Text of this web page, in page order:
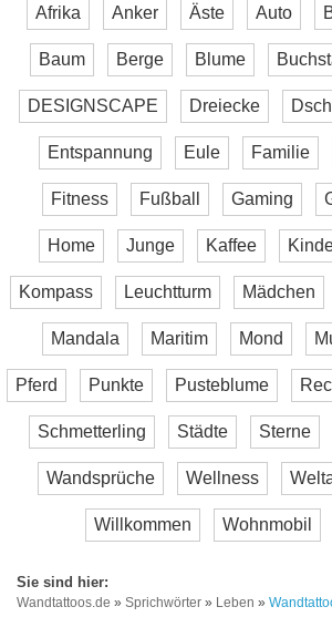
Afrika Anker Äste Auto
Baum Berge Blume
DESIGNSCAPE Dreiecke
Entspannung Eule Familie
Fitness Fußball Gaming
Home Junge Kaffee
Kompass Leuchtturm Mädchen
Mandala Maritim Mond
Pferd Punkte Pusteblume
Schmetterling Städte Sterne
Wandsprüche Wellness
Willkommen Wohnmobil
Wandtattoos.de » Sprichwörter » Leben »